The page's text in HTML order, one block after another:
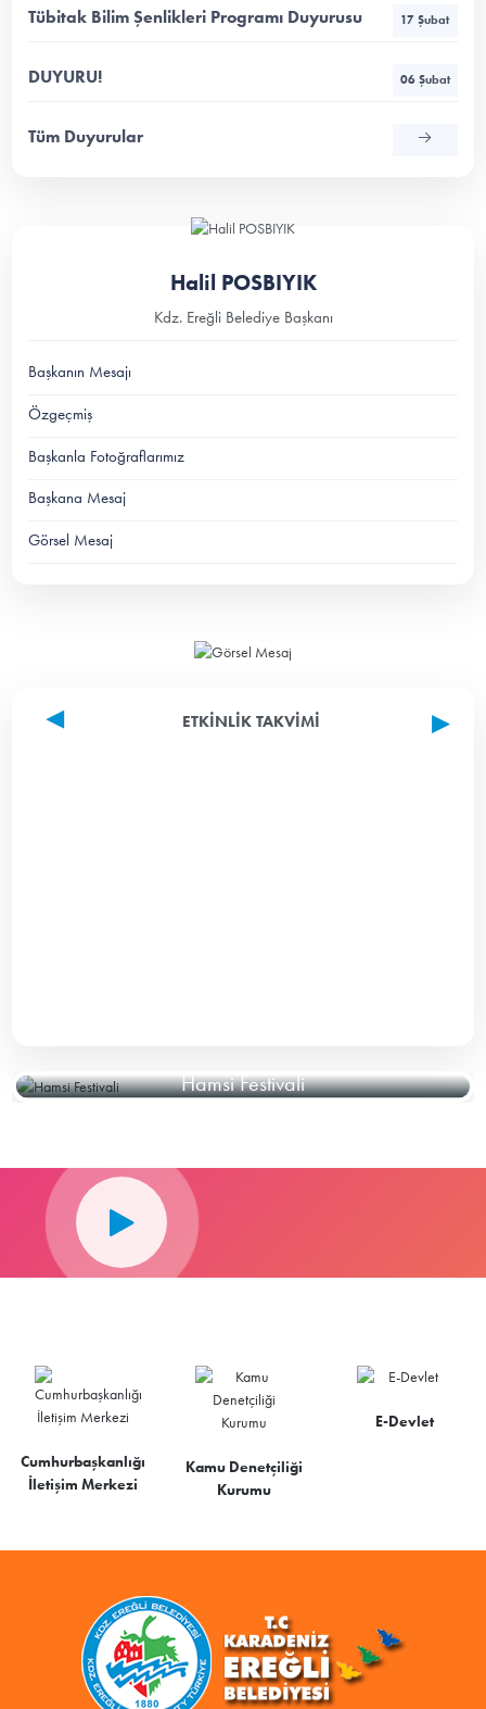
Tübitak Bilim Şenlikleri Programı Duyurusu 17 Şubat
DUYURU! 06 Şubat
Tüm Duyurular
Halil POSBIYIK
Kdz. Ereğli Belediye Başkanı
Başkanın Mesajı
Özgeçmiş
Başkanla Fotoğraflarımız
Başkana Mesaj
Görsel Mesaj
ETKINLIK TAKVIMI
Hamsi Festivali
Cumhurbaşkanlığı
İletişim Merkezi
Kamu Denetçiliği
Kurumu
E-Devlet